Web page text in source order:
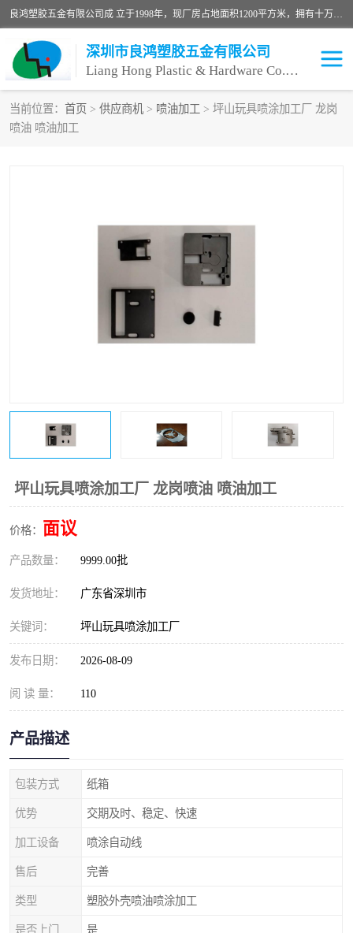
良鸿塑胶五金有限公司成 立于1998年，现厂房占地面积1200平方米，拥有十万级无尘车间，自动喷涂线1条，手动喷涂线2条，丝印移印滚印烫印拉线1条，本公司自建厂以来一直 以“顾客、品质、服务三个第一”为原则，从来货到处理、喷漆、烘烤、品检、包装等每一道工序都严格把持质量关，竭诚为广大朋友、客户服务。现如今已深得广 大客户信赖。
深圳市良鸿塑胶五金有限公司
Liang Hong Plastic & Hardware Co. Ltd
当前位置： 首页 > 供应商机 > 喷油加工 > 坪山玩具喷涂加工厂 龙岗
喷油 喷油加工
坪山玩具喷涂加工厂 龙岗喷油 喷油加工
价格： 面议
产品数量： 9999.00批
发货地址： 广东省深圳市
关键词： 坪山玩具喷涂加工厂
发布日期： 2026-08-09
阅 读 量： 110
产品描述
包装方式 纸箱
优势 交期及时、稳定、快速
加工设备 喷涂自动线
售后 完善
类型 塑胶外壳喷油喷涂加工
是否上门 是
喷油加工